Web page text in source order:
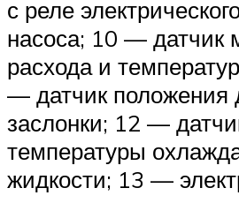
с реле
насоса; 10 — датчик
расхода и
— датчик положения
заслонки; 12 —
температуры
жидкости; 13 —